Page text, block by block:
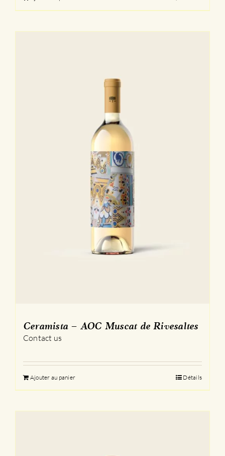
Ceramista – AOC Muscat de Rivesaltes
Contact us
Ajouter au panier Détails